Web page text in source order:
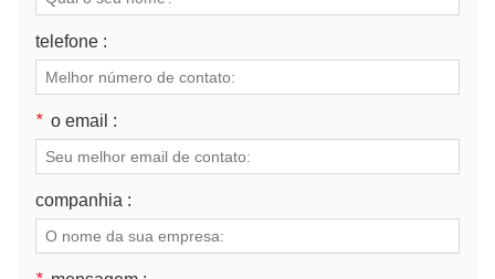
telefone :
* o email :
companhia :